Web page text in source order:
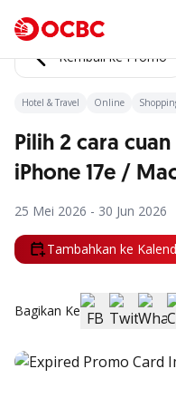
Kembali ke Promo
Hotel & Travel Online
Pilih 2 cara
iPhone 17e /
25 Mei 2026 - 30 Jun 2026
Tambahkan ke
Bagikan Ke